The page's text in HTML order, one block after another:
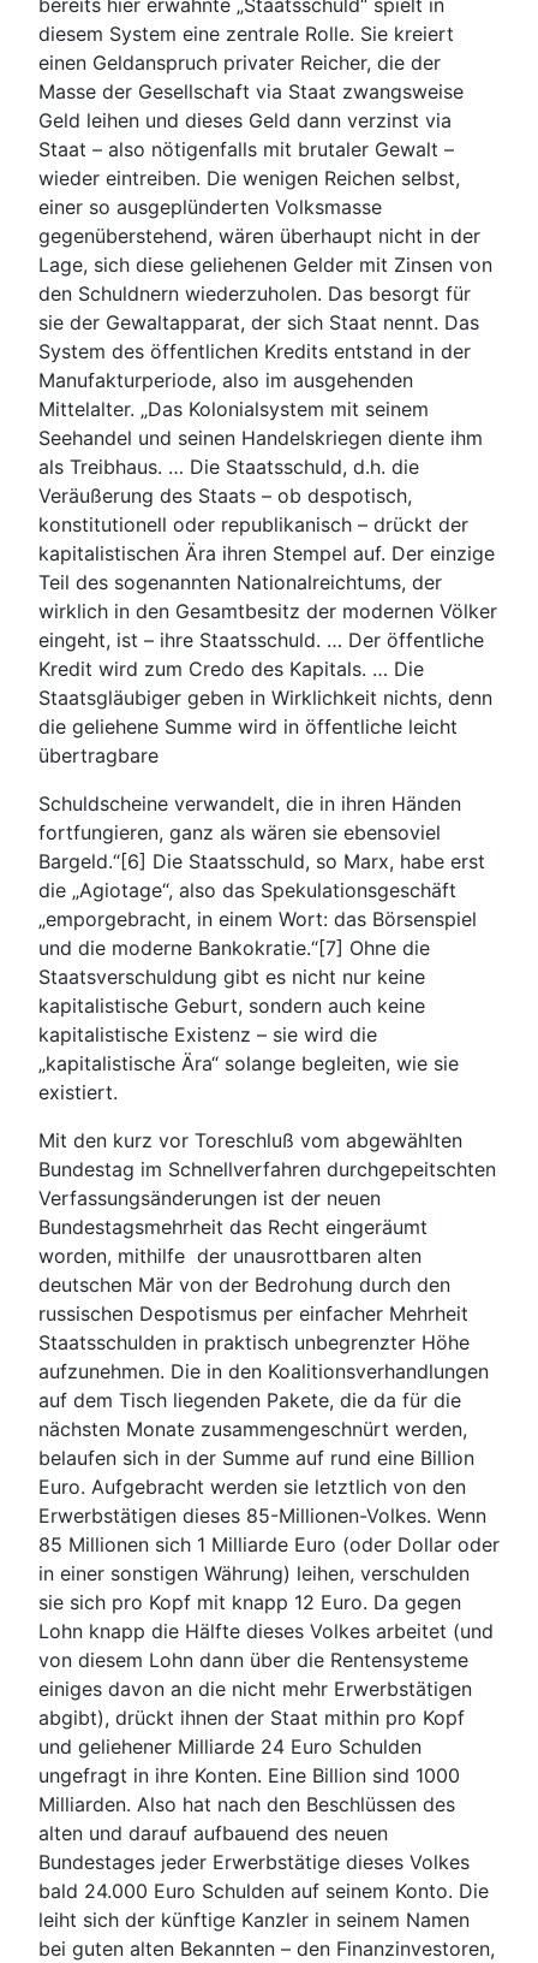
bereits hier erwähnte „Staatsschuld“ spielt in
diesem System eine zentrale Rolle. Sie kreiert
einen Geldanspruch privater Reicher, die der
Masse der Gesellschaft via Staat zwangsweise
Geld leihen und dieses Geld dann verzinst via
Staat – also nötigenfalls mit brutaler Gewalt –
wieder eintreiben. Die wenigen Reichen selbst,
einer so ausgeplünderten Volksmasse
gegenüberstehend, wären überhaupt nicht in der
Lage, sich diese geliehenen Gelder mit Zinsen von
den Schuldnern wiederzuholen. Das besorgt für
sie der Gewaltapparat, der sich Staat nennt. Das
System des öffentlichen Kredits entstand in der
Manufakturperiode, also im ausgehenden
Mittelalter. „Das Kolonialsystem mit seinem
Seehandel und seinen Handelskriegen diente ihm
als Treibhaus. … Die Staatsschuld, d.h. die
Veräußerung des Staats – ob despotisch,
konstitutionell oder republikanisch – drückt der
kapitalistischen Ära ihren Stempel auf. Der einzige
Teil des sogenannten Nationalreichtums, der
wirklich in den Gesamtbesitz der modernen Völker
eingeht, ist – ihre Staatsschuld. … Der öffentliche
Kredit wird zum Credo des Kapitals. … Die
Staatsgläubiger geben in Wirklichkeit nichts, denn
die geliehene Summe wird in öffentliche leicht
übertragbare
Schuldscheine verwandelt, die in ihren Händen
fortfungieren, ganz als wären sie ebensoviel
Bargeld.“[6] Die Staatsschuld, so Marx, habe erst
die „Agiotage“, also das Spekulationsgeschäft
„emporgebracht, in einem Wort: das Börsenspiel
und die moderne Bankokratie.“[7] Ohne die
Staatsverschuldung gibt es nicht nur keine
kapitalistische Geburt, sondern auch keine
kapitalistische Existenz – sie wird die
„kapitalistische Ära“ solange begleiten, wie sie
existiert.
Mit den kurz vor Toreschluß vom abgewählten
Bundestag im Schnellverfahren durchgepeitschten
Verfassungsänderungen ist der neuen
Bundestagsmehrheit das Recht eingeräumt
worden, mithilfe der unausrottbaren alten
deutschen Mär von der Bedrohung durch den
russischen Despotismus per einfacher Mehrheit
Staatsschulden in praktisch unbegrenzter Höhe
aufzunehmen. Die in den Koalitionsverhandlungen
auf dem Tisch liegenden Pakete, die da für die
nächsten Monate zusammengeschnürt werden,
belaufen sich in der Summe auf rund eine Billion
Euro. Aufgebracht werden sie letztlich von den
Erwerbstätigen dieses 85-Millionen-Volkes. Wenn
85 Millionen sich 1 Milliarde Euro (oder Dollar oder
in einer sonstigen Währung) leihen, verschulden
sie sich pro Kopf mit knapp 12 Euro. Da gegen
Lohn knapp die Hälfte dieses Volkes arbeitet (und
von diesem Lohn dann über die Rentensysteme
einiges davon an die nicht mehr Erwerbstätigen
abgibt), drückt ihnen der Staat mithin pro Kopf
und geliehener Milliarde 24 Euro Schulden
ungefragt in ihre Konten. Eine Billion sind 1000
Milliarden. Also hat nach den Beschlüssen des
alten und darauf aufbauend des neuen
Bundestages jeder Erwerbstätige dieses Volkes
bald 24.000 Euro Schulden auf seinem Konto. Die
leiht sich der künftige Kanzler in seinem Namen
bei guten alten Bekannten – den Finanzinvestoren,